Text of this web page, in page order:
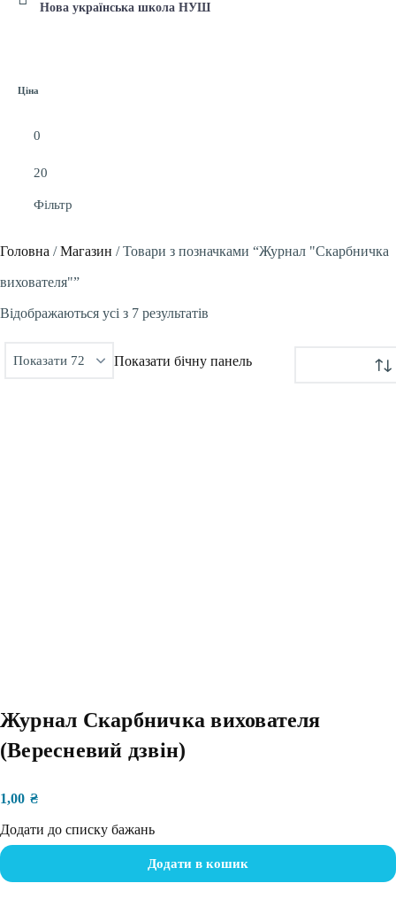
Нова українська школа НУШ
Ціна
Фільтр
Головна / Магазин / Товари з позначками “Журнал "Скарбничка
вихователя"”
Відображаються усі з 7 результатів
Показати бічну панель
Журнал Скарбничка вихователя
(Вересневий дзвін)
1,00 ₴
Додати до списку бажань
Додати в кошик